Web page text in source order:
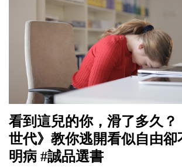
看到這兒的你，滑了多久？
世代》教你逃開看似自由卻
明病 #誠品選書